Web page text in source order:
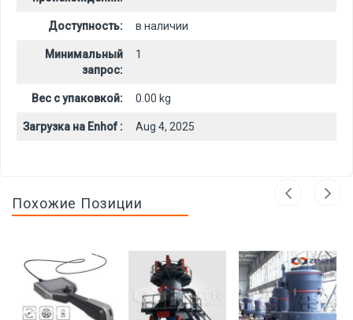
Доступность: в наличии
Минимальный
запрос:
1
Вес с упаковкой: 0.00 kg
Загрузка на Enhof : Aug 4, 2025
Похожие Позиции